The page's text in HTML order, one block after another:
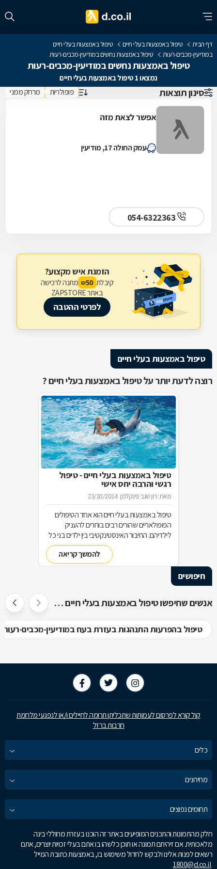
דף הבית טיפול באמצעות בעלי חיים
טיפול באמצעות בעלי חיים
במודיעין-מכבים-רעות
טיפול באמצעות נחשים במודיעין-מכבים-רעות
טיפול באמצעות נחשים במודיעין-מכבים-רעות
נמצאו 1 טיפול באמצעות בעלי חיים
סינון תוצאות פופולריות מרחק ממני
אפשר לצאת מזה
עמק החולה 17, מודיעין
הזמנת איש מקצוע?
קיבלת 50
₪ מתנה לרכישה
באתר ZAPSTORE
לפרטי ההטבה
טיפול באמצעות בעלי חיים
רוצה לדעת יותר על טיפול באמצעות בעלי חיים ?
טיפול באמצעות בעלי חיים - טיפול
רגשי והרבה יחס אישי
מאת: רון שגב פינקלמן 23/10/2014
טיפול באמצעות בעלי חיים הוא אחד הטיפולים
הפופולאריים שהורים רבים בוחרים להעניק
לילדיהם. החיבור האינסטינקטיבי בין ילדים בני כל
הגילים לבין בעלי חיים, משמש בסיס מצוין ליצירת
קשר רגשי, לפתיחות רבה יותר, לאחריות כלפי
הזולת, ליכולת לקבל אהבה וחום ועוד-ועוד. הקשר
המסלול להכשרת מטפלים בתחום? בכתבה
להמשך קריאה
חיפושים
אנשים שחיפשו טיפול באמצעות בעלי חיים חיפשו גם
טיפול בהפרעות התנהגות בעזרת בעח במודיעין-מכבים-רעות
קול קורא לפרסום לעמותות שתכליתן תרומה לחיילים ו/או לנפגעי מלחמת
חרבות ברזל
כלים
מחירונים
תחומים נפוצים
חלק מהתמונות והתכנים המופיעים באתר זה הוכנו בעזרת מחוללי בינה
מלאכותית. אם זיהיתם תמונה או תוכן כלשהו בו אתם בעלי זכויות יוצרים, אתם
רשאים לפנות אלינו ולבקש לחדול משימוש בו, באמצעות כתובת המייל
1800@d.co.il